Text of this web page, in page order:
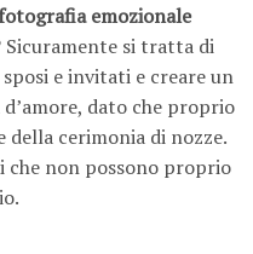
emozionale
Sicuramente si tratta di
e invitati e creare un
dato che proprio
della cerimonia di nozze.
che non possono proprio